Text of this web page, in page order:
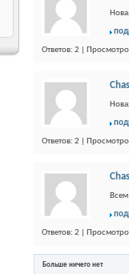
Ответов: 2 |
Ответов: 2 |
Ответов: 2 |
Больше ничего нет